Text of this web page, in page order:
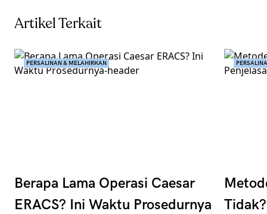
Artikel Terkait
PERSALINAN & MELAHIRKAN
Berapa Lama Operasi Caesar
ERACS? Ini Waktu Prosedurnya